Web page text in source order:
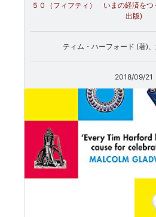
５０（フィフティ） いまの経済をつ
出版)
ティム・ハーフォード (著)
2018/09/21